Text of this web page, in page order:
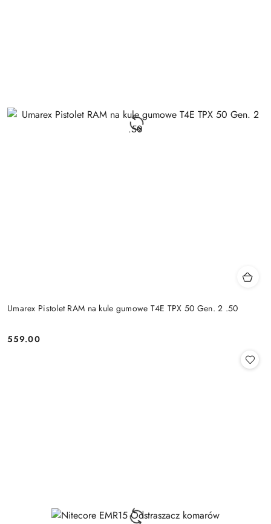
Umarex Pistolet RAM na kule gumowe T4E TPX 50 Gen. 2 .50
Cena:
559.00